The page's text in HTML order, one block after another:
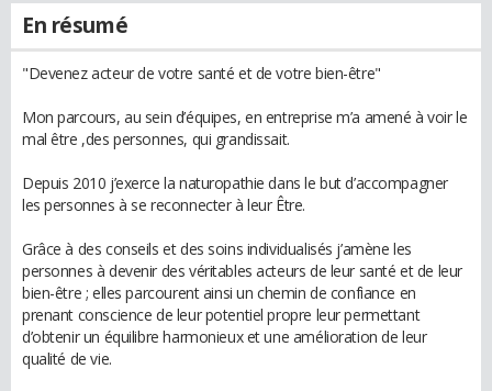
En résumé
"Devenez acteur de votre santé et de votre bien-être"
Mon parcours, au sein d’équipes, en entreprise m’a amené à voir le
mal être ,des personnes, qui grandissait.
Depuis 2010 j’exerce la naturopathie dans le but d’accompagner
les personnes à se reconnecter à leur Être.
Grâce à des conseils et des soins individualisés j’amène les
personnes à devenir des véritables acteurs de leur santé et de leur
bien-être ; elles parcourent ainsi un chemin de confiance en
prenant conscience de leur potentiel propre leur permettant
d’obtenir un équilibre harmonieux et une amélioration de leur
qualité de vie.